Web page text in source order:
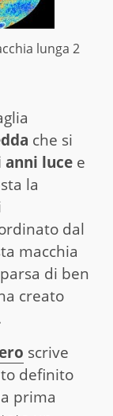
lunga 2
che si
luce e
la
dal
macchia
di ben
creato
scrive
definito
prima